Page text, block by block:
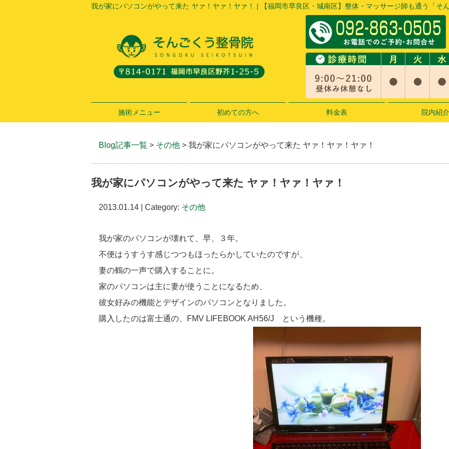
我が家にパソコンがやって来た ヤァ！ヤァ！ヤァ！ | 【福岡市早良区・城南区】整体・マッサージ師も通う「そ
施術メニュー 初めての方へ 料金表 院内紹
Blog記事一覧 > その他 > 我が家にパソコンがやって来た ヤァ！ヤァ！ヤァ！
我が家にパソコンがやって来た ヤァ！ヤァ！ヤァ！
2013.01.14 | Category: その他
我が家のパソコンが壊れて、早、３年。
不便はうすうす感じつつもほったらかしていたのですが、
妻の鶴の一声で購入することに。
家のパソコンは主に妻が使うことになるため、
彼女好みの機能とデザインのパソコンとなりました。
購入したのは富士通の、FMV LIFEBOOK AH56/J という機種。